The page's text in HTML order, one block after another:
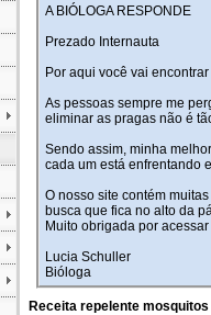
A BIÓLOGA RESPONDE
Prezado Internauta
Por aqui você vai
As pessoas sempre me
eliminar as pragas não é
Sendo assim, minha
cada um está enfrentando
O nosso site contém
busca que fica no alto da
Muito obrigada por
Lucia Schuller
Bióloga
Receita repelente mosquitos